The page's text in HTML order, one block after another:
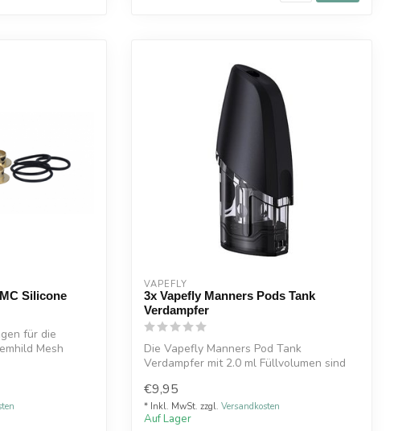
Silicone
für die
Mesh
VAPEFLY
3x Vapefly Manners Pods Tank
Verdampfer
Die Vapefly Manners Pod Tank
Verdampfer mit 2.0 ml Füllvolumen sind
€9,95
* Inkl. MwSt. zzgl. Versandkosten
Auf Lager